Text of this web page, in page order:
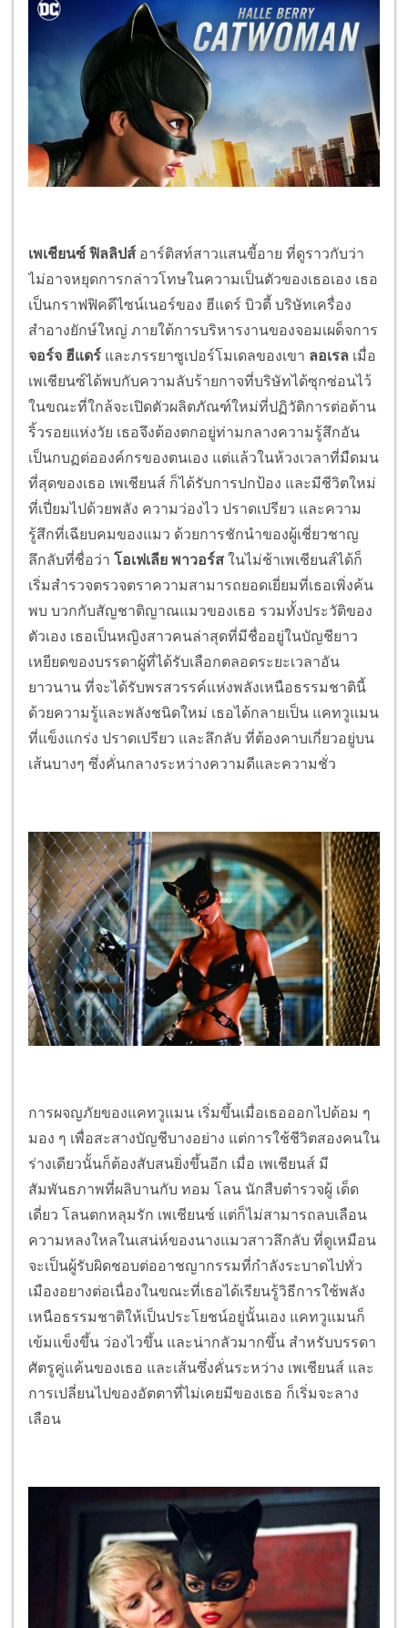
เพเชียนซ์ ฟิลลิปส์ อาร์ติสท์สาวแสนขี้อาย ที่ดูราวกับว่า
ไม่อาจหยุดการกล่าวโทษในความเป็นตัวของเธอเอง เธอ
เป็นกราฟฟิคดีไซน์เนอร์ของ ฮีแดร์ บิวตี้ บริษัทเครื่อง
สำอางยักษ์ใหญ่ ภายใต้การบริหารงานของจอมเผด็จการ
จอร์จ ฮีแดร์ และภรรยาซูเปอร์โมเดลของเขา ลอเรล เมื่อ
เพเชียนซ์ได้พบกับความลับร้ายกาจที่บริษัทได้ซุกซ่อนไว้
ในขณะที่ใกล้จะเปิดตัวผลิตภัณฑ์ใหม่ที่ปฏิวัติการต่อต้าน
ริ้วรอยแห่งวัย เธอจึงต้องตกอยู่ท่ามกลางความรู้สึกอัน
เป็นกบฏต่อองค์กรของตนเอง แต่แล้วในห้วงเวลาที่มืดมน
ที่สุดของเธอ เพเชียนส์ ก็ได้รับการปกป้อง และมีชีวิตใหม่
ที่เปี่ยมไปด้วยพลัง ความว่องไว ปราดเปรียว และความ
รู้สึกที่เฉียบคมของแมว ด้วยการชักนำของผู้เชี่ยวชาญ
ลึกลับที่ชื่อว่า โอเฟเลีย พาวอร์ส ในไม่ช้าเพเชียนส์ได้ก็
เริ่มสำรวจตรวจตราความสามารถยอดเยี่ยมที่เธอเพิ่งค้น
พบ บวกกับสัญชาติญาณแมวของเธอ รวมทั้งประวัติของ
ตัวเอง เธอเป็นหญิงสาวคนล่าสุดที่มีชื่ออยู่ในบัญชียาว
เหยียดของบรรดาผู้ที่ได้รับเลือกตลอดระยะเวลาอัน
ยาวนาน ที่จะได้รับพรสวรรค์แห่งพลังเหนือธรรมชาตินี้
ด้วยความรู้และพลังชนิดใหม่ เธอได้กลายเป็น แคทวูแมน
ที่แข็งแกร่ง ปราดเปรียว และลึกลับ ที่ต้องคาบเกี่ยวอยู่บน
เส้นบางๆ ซึ่งคั่นกลางระหว่างความดีและความชั่ว
การผจญภัยของแคทวูแมน เริ่มขึ้นเมื่อเธอออกไปด้อม ๆ
มอง ๆ เพื่อสะสางบัญชีบางอย่าง แต่การใช้ชีวิตสองคนใน
ร่างเดียวนั้นก็ต้องสับสนยิ่งขึ้นอีก เมื่อ เพเชียนส์ มี
สัมพันธภาพที่ผลิบานกับ ทอม โลน นักสืบตำรวจผู้ เด็ด
เดี่ยว โลนตกหลุมรัก เพเชียนซ์ แต่ก็ไม่สามารถลบเลือน
ความหลงใหลในเสน่ห์ของนางแมวสาวลึกลับ ที่ดูเหมือน
จะเป็นผู้รับผิดชอบต่ออาชญากรรมที่กำลังระบาดไปทั่ว
เมืองอยางต่อเนื่องในขณะที่เธอได้เรียนรู้วิธีการใช้พลัง
เหนือธรรมชาติให้เป็นประโยชน์อยู่นั้นเอง แคทวูแมนก็
เข้มแข็งขึ้น ว่องไวขึ้น และน่ากลัวมากขึ้น สำหรับบรรดา
ศัตรูคู่แค้นของเธอ และเส้นซึ่งคั่นระหว่าง เพเชียนส์ และ
การเปลี่ยนไปของอัตตาที่ไม่เคยมีของเธอ ก็เริ่มจะลาง
เลือน